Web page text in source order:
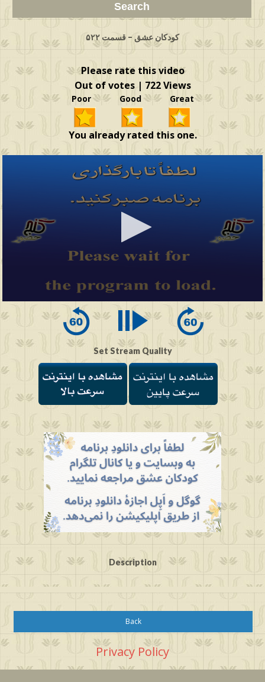
کودکان عشق – قسمت ۵۲۲
Please rate this video
Out of votes | 722 Views
Poor Good Great
You already rated this one.
seconds
seconds
Set Stream Quality
Description
Back
Privacy Policy